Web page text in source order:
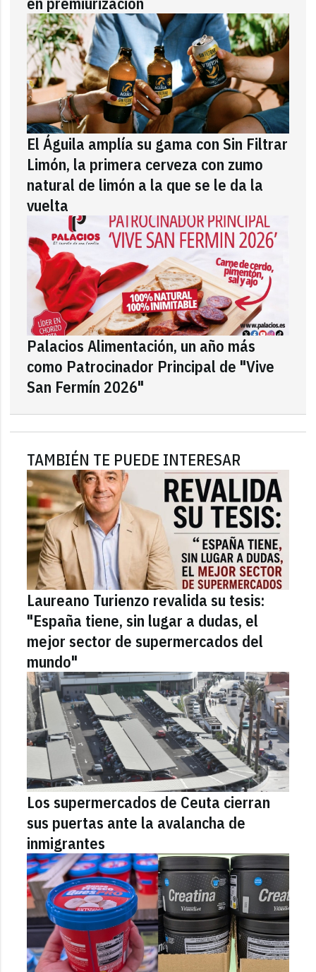
El Águila amplía su gama con Sin Filtrar
Limón, la primera cerveza con zumo
natural de limón a la que se le da la
vuelta
Palacios Alimentación, un año más
como Patrocinador Principal de "Vive
San Fermín 2026"
TAMBIÉN TE PUEDE INTERESAR
Laureano Turienzo revalida su tesis:
"España tiene, sin lugar a dudas, el
mejor sector de supermercados del
mundo"
Los supermercados de Ceuta cierran
sus puertas ante la avalancha de
inmigrantes